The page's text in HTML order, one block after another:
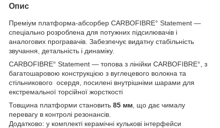
Опис
Преміум платформа-абсорбер CARBOFIBRE° Statement —
спеціально розроблена для потужних підсилювачів і
аналогових програвачів. Забезпечує видатну стабільність
звучання, детальність і динаміку.
CARBOFIBRE° Statement — топова з лінійки CARBOFIBRE°, з
багатошаровою конструкцією з вуглецевого волокна та
стільникового осердя, посилені внутрішніми шарами для
екстремальної торсійної жорсткості
Товщина платформи становить 85 мм , що дає чималу
перевагу в контролі резонансів.
Додатково: у комплекті керамічні кулькові інтерфейси